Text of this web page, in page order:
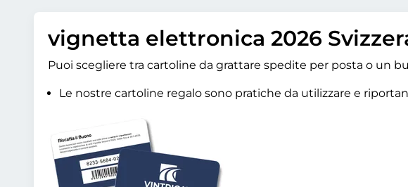
vignetta elettronica 2026
Puoi scegliere tra cartoline da grattare spedite per posta o un
Le nostre cartoline regalo sono pratiche da utilizzare e